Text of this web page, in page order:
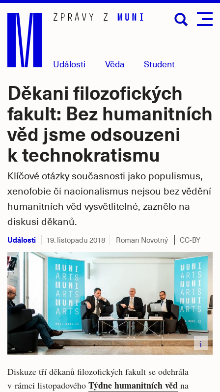
Přejít
hlavní
obsah
Události Věda Student
Děkani filozofických
fakult: Bez humanitních
věd jsme odsouzeni
k technokratismu
Klíčové otázky současnosti jako populismus,
xenofobie či nacionalismus nejsou bez vědění
humanitních věd vysvětlitelné, zaznělo na
diskusi děkanů.
Události 19. listopadu 2018 Roman Novotný CC-BY
i
Diskuze tří děkanů filozofických fakult se odehrála
v rámci listopadového Týdne humanitních věd na